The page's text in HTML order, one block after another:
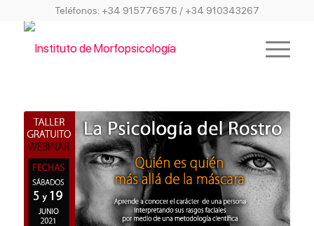
Teléfonos: +34 915776576 / +34 910343267